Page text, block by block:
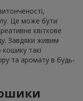
Це може бути
квіткове
Завдяки живим
такі
та аромату в будь-